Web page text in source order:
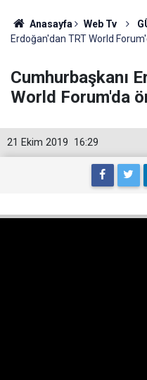
Anasayfa Web Tv
Erdoğan'dan TRT World
Cumhurbaşkanı
World Forum'da
16:29
21 Ekim 2019